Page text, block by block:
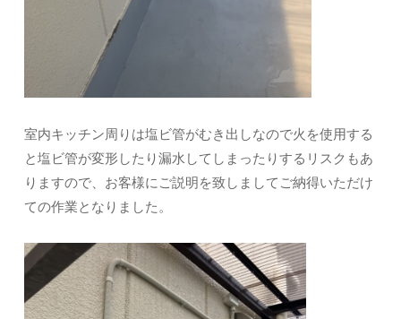
室内キッチン周りは塩ビ管がむき出しなので火を使用する
と塩ビ管が変形したり漏水してしまったりするリスクもあ
りますので、お客様にご説明を致しましてご納得いただけ
ての作業となりました。